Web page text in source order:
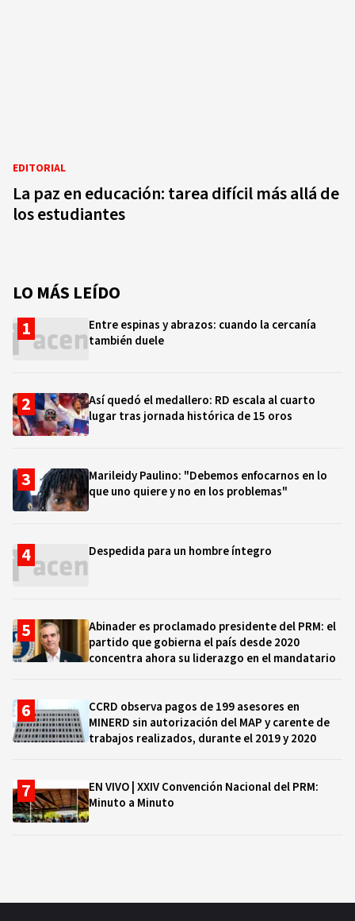
EDITORIAL
La paz en educación: tarea difícil más allá de
los estudiantes
LO MÁS LEÍDO
Entre espinas y abrazos: cuando la cercanía
también duele
Así quedó el medallero: RD escala al cuarto
lugar tras jornada histórica de 15 oros
Marileidy Paulino: "Debemos enfocarnos en lo
que uno quiere y no en los problemas"
Despedida para un hombre íntegro
Abinader es proclamado presidente del PRM: el
partido que gobierna el país desde 2020
concentra ahora su liderazgo en el mandatario
CCRD observa pagos de 199 asesores en
MINERD sin autorización del MAP y carente de
trabajos realizados, durante el 2019 y 2020
EN VIVO | XXIV Convención Nacional del PRM:
Minuto a Minuto